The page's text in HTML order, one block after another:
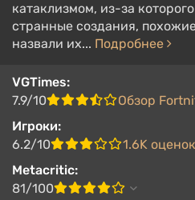
катаклизмом, из-за
странные создания,
назвали их... Подробнее
VGTimes:
7.9/10
Обзор
Игроки:
6.2/10
1.6K оценок
Metacritic:
81/100